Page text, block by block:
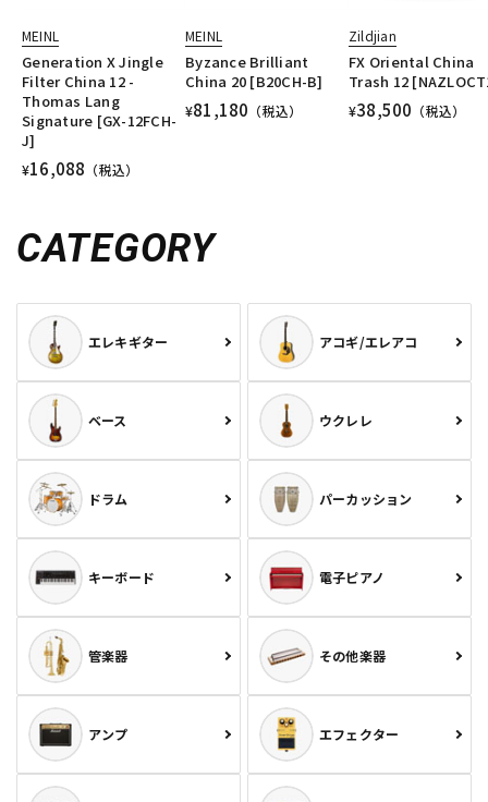
MEINL
Generation X Jingle
Filter China 12 -
Thomas Lang
Signature [GX-12FCH-
J]
¥16,088 （税込）
MEINL
Byzance Brilliant
China 20 [B20CH-B]
¥81,180 （税込）
Zildjian
FX Oriental China
Trash 12
¥38,500 （税込）
CATEGORY
エレキギター アコギ/エレアコ
ベース ウクレレ
ドラム パーカッション
キーボード 電子ピアノ
管楽器 その他楽器
アンプ エフェクター